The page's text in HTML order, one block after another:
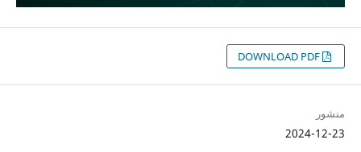
DOWNLOAD PDF
منشور
2024-12-23